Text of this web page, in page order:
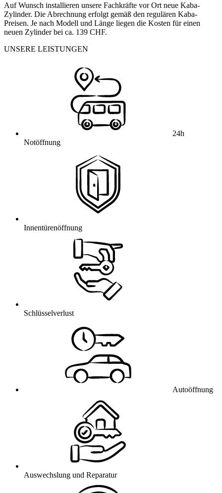
Auf Wunsch installieren unsere Fachkräfte vor Ort neue Kaba-
Zylinder. Die Abrechnung erfolgt gemäß den regulären Kaba-
Preisen. Je nach Modell und Länge liegen die Kosten für einen
neuen Zylinder bei ca. 139 CHF.
UNSERE LEISTUNGEN
24h
Notöffnung
Innentürenöffnung
Schlüsselverlust
Autoöffnung
Auswechslung und Reparatur